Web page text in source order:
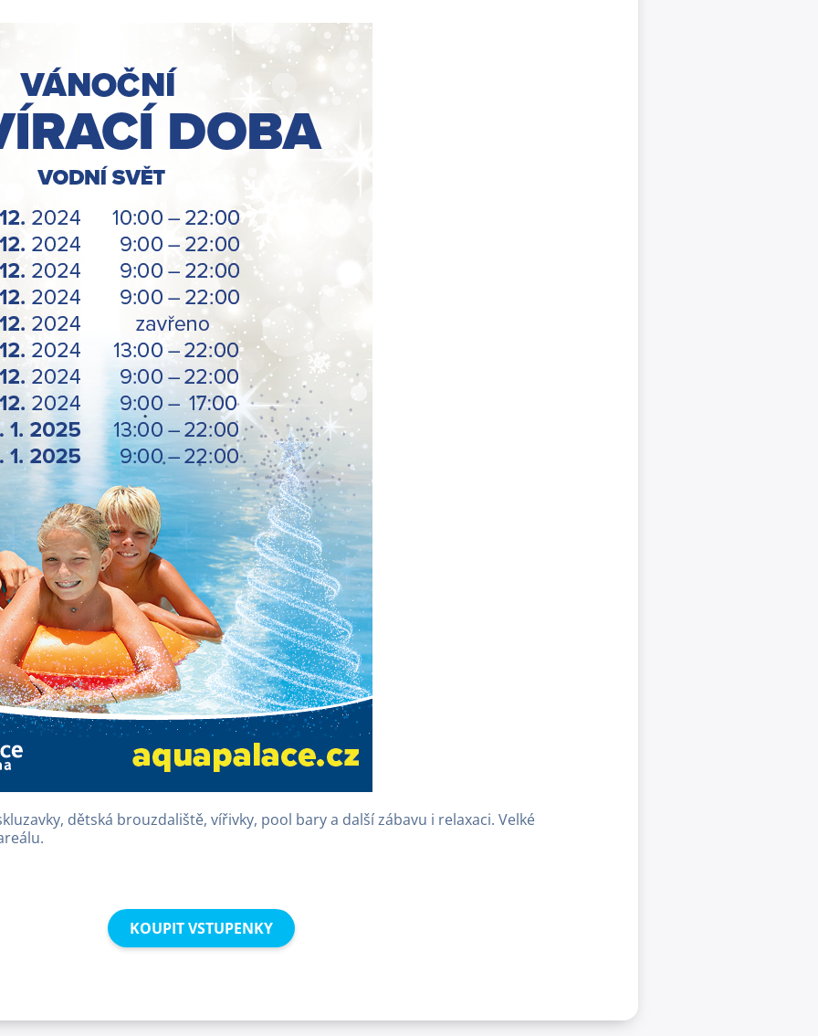
dětská brouzdaliště, vířivky, pool bary a další zábavu i relaxaci. Velké
KOUPIT VSTUPENKY